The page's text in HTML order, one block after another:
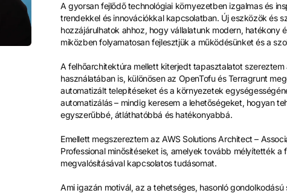
A gyorsan fejlődő technológiai környezetben izgalmas és
trendekkel és innovációkkal kapcsolatban. Új eszközök és
hozzájárulhatok ahhoz, hogy vállalatunk modern, hatékony
miközben folyamatosan fejlesztjük a működésünket és a
A felhőarchitektúra mellett kiterjedt tapasztalatot
használatában is, különösen az OpenTofu és Terragrunt
automatizált telepítéseket és a környezetek
automatizálás – mindig keresem a lehetőségeket, hogyan
egyszerűbbé, átláthatóbbá és hatékonyabbá.
Emellett megszereztem az AWS Solutions Architect –
Professional minősítéseket is, amelyek tovább mélyítették
megvalósításával kapcsolatos tudásomat.
Ami igazán motivál, az a tehetséges, hasonló